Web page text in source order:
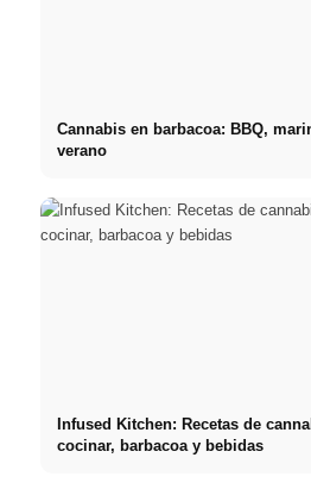
Cannabis en barbacoa: BBQ,
verano
Infused Kitchen: Recetas de
cocinar, barbacoa y bebidas